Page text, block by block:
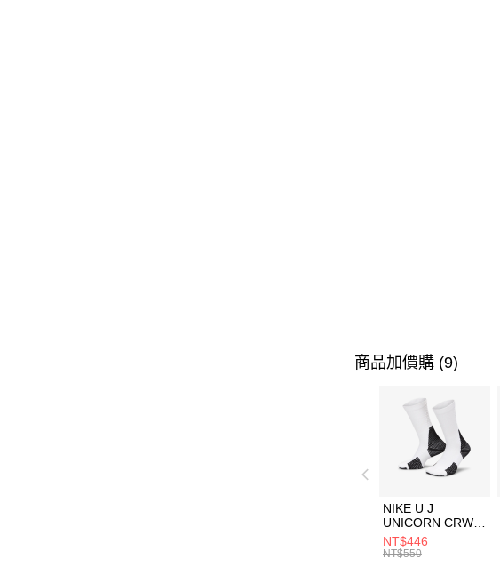
商品加價購 (9)
NIKE U J
UNICORN CRW
1PR -160 男女 中
統襪 FZ3393100
NT$446
NT$550